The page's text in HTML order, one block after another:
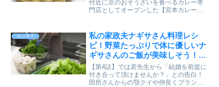
付近に京のおそうざいを食べるカレー専
門店としてオープンした【宮本カレー】
本カレー】の味の評判、行き方、駐車場
等についてなどについてまとめました。
エンタメ
私の家政夫ナギサさん料理レシ
ピ！野菜たっぷりで体に優しいナ
ギサさんのご飯が美味しそう！
【第４話】ヘルシーなピリ辛お夜
食とおつまみ編！
【第4話】では若先生から「結婚を前提に
付き合って頂けませんか？」との告白！
田所さんからの顎クイや仲良くブランコ